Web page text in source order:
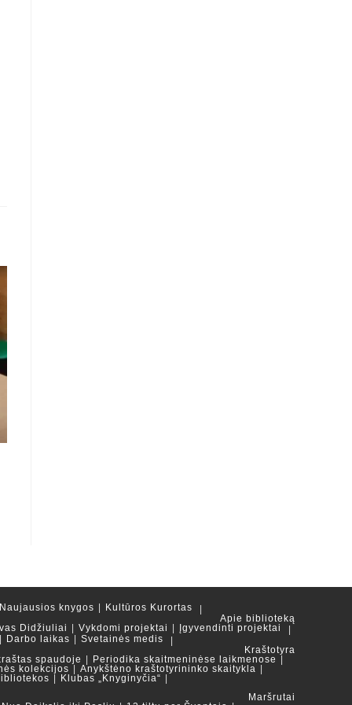
Naujausios knygos
Kultūros Kurortas
Apie biblioteką
Didžiuliai
Vykdomi projektai
Įgyvendinti projektai
Darbo laikas
Svetainės medis
Kraštotyra
spaudoje
Periodika skaitmeninėse laikmenose
kolekcijos
Anykštėno kraštotyrininko skaitykla
Klubas „Knyginyčia“
Maršrutai